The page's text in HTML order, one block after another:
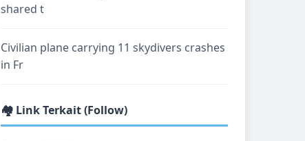
shared t
Civilian plane carrying 11 skydivers crashes
in Fr
🏘️ Link Terkait (Follow)